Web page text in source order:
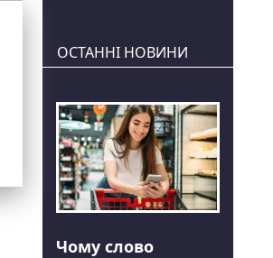
ОСТАННІ НОВИНИ
Чому слово